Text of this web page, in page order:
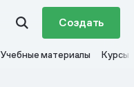
Создать
Учебные материалы Курсы